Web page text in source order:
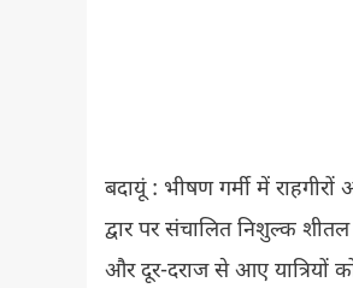
बदायूं : भीषण गर्मी में
द्वार पर संचालित निशुल्क
और दूर-दराज से आए यात्रियों